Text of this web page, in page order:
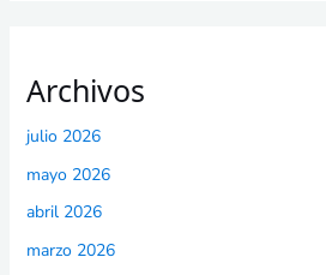
Archivos
julio 2026
mayo 2026
abril 2026
marzo 2026